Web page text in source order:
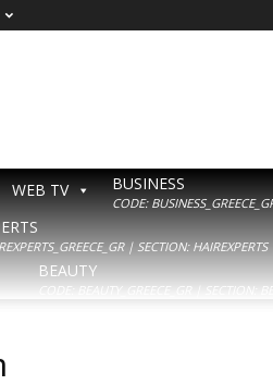
WEB TV BUSINESS
CODE:
| SECTION:
BEAUTY
CODE: BEAUTY_GREECE_GR | SECTION: